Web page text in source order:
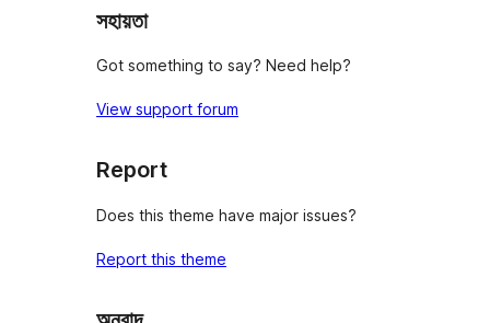
সহায়তা
Got something to say? Need help?
View support forum
Report
Does this theme have major issues?
Report this theme